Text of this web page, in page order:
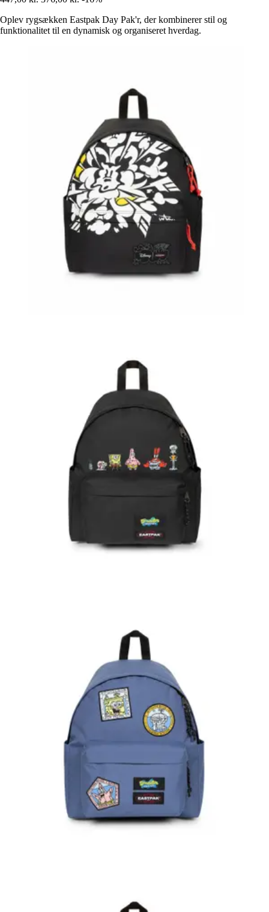
Oplev rygsækken Eastpak Day Pak'r, der kombinerer stil og
funktionalitet til en dynamisk og organiseret hverdag.